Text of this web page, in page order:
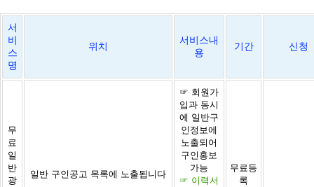
서
비
스
명
위치
서비스내
용
기간 신청
무
료
일
반
광
일반 구인공고 목록에 노출됩니다
☞ 회원가
입과 동시
에 일반구
인정보에
노출되어
구인홍보
가능
☞ 이력서
무료등
록